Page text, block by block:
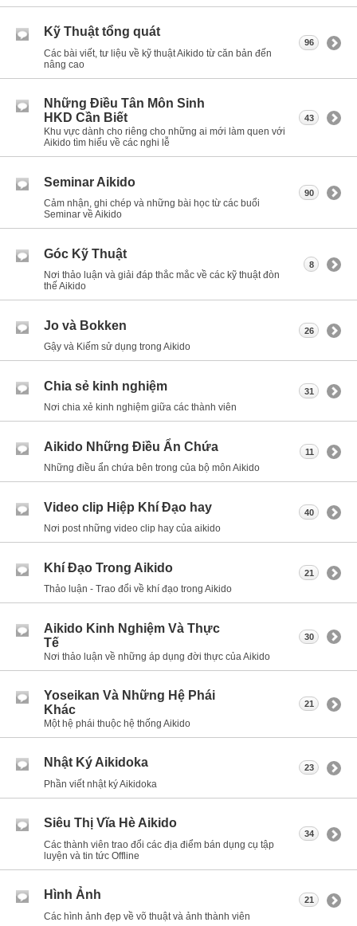
Kỹ Thuật tổng quát
Các bài viết, tư liệu về kỹ thuật Aikido từ căn bản đến
nâng cao
96
Những Điều Tân Môn Sinh
HKD Cần Biết
Khu vực dành cho riêng cho những ai mới làm quen với
Aikido tìm hiểu về các nghi lễ
43
Seminar Aikido
Cảm nhận, ghi chép và những bài học từ các buổi
Seminar về Aikido
90
Góc Kỹ Thuật
Nơi thảo luận và giải đáp thắc mắc về các kỹ thuật đòn
thế Aikido
8
Jo và Bokken
Gậy và Kiếm sử dụng trong Aikido
26
Chia sẻ kinh nghiệm
Nơi chia xẻ kinh nghiệm giữa các thành viên
31
Aikido Những Điều Ẩn Chứa
Những điều ẩn chứa bên trong của bộ môn Aikido
11
Video clip Hiệp Khí Đạo hay
Nơi post những video clip hay của aikido
40
Khí Đạo Trong Aikido
Thảo luận - Trao đổi về khí đạo trong Aikido
21
Aikido Kinh Nghiệm Và Thực
Tế
Nơi thảo luận về những áp dụng đời thực của Aikido
30
Yoseikan Và Những Hệ Phái
Khác
Một hệ phái thuộc hệ thống Aikido
21
Nhật Ký Aikidoka
Phần viết nhật ký Aikidoka
23
Siêu Thị Vĩa Hè Aikido
Các thành viên trao đổi các địa điểm bán dụng cụ tập
luyện và tin tức Offline
34
Hình Ảnh
Các hình ảnh đẹp về võ thuật và ảnh thành viên
21